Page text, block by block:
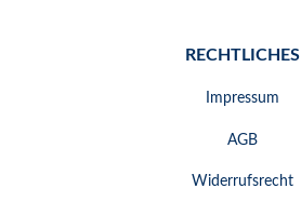
RECHTLICHES
Impressum
AGB
Widerrufsrecht